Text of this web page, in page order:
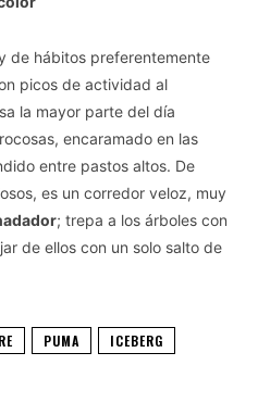
de hábitos preferentemente
picos de actividad al
la mayor parte del día
encaramado en las
entre pastos altos. De
es un corredor veloz, muy
; trepa a los árboles con
de ellos con un solo salto de
PUMA
ICEBERG